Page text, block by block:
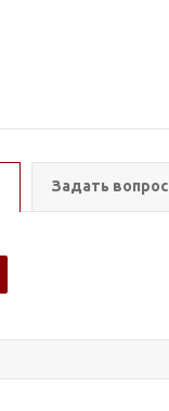
Задать вопрос